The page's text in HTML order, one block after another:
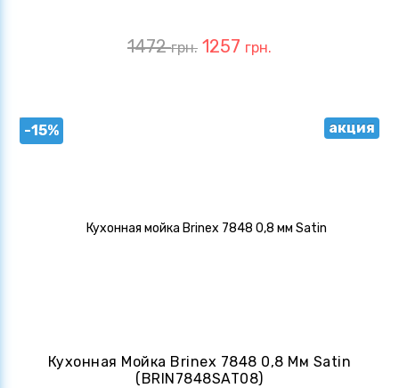
1472грн. 1257 грн.
-15% акция
Кухонная Мойка Brinex 7848 0,8 Мм Satin
(BRIN7848SAT08)